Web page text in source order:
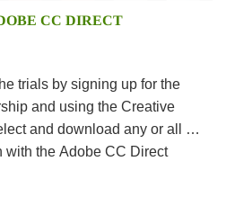
CC DIRECT
trials by signing up for the
and using the Creative
and download any or all of
with the Adobe CC Direct